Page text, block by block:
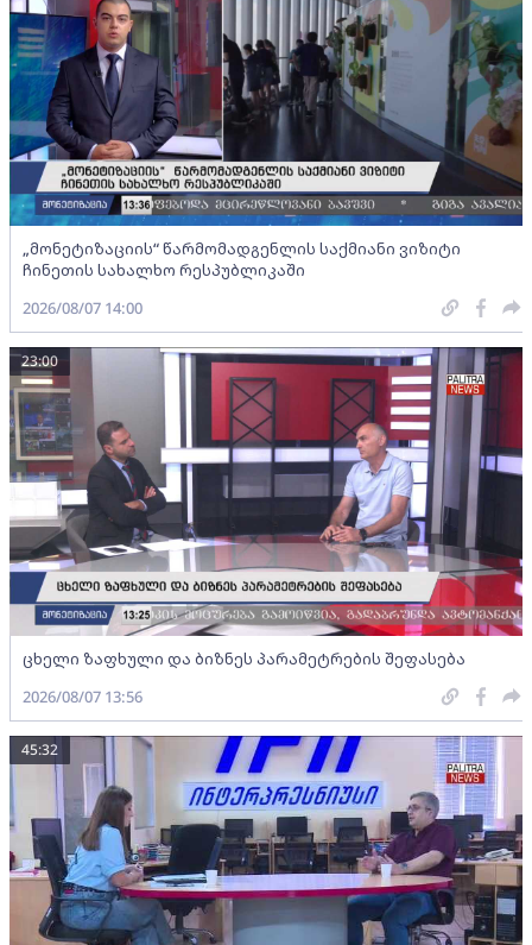
„მონეტიზაციის“ წარმომადგენლის საქმიანი ვიზიტი
ჩინეთის სახალხო რესპუბლიკაში
2026/08/07 14:00
ცხელი ზაფხული და ბიზნეს პარამეტრების შეფასება
23:00
2026/08/07 13:56
45:32